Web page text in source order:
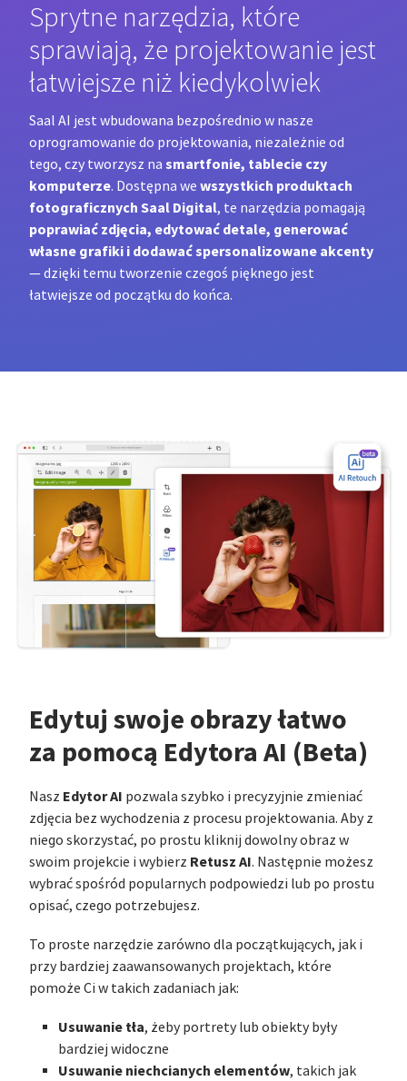
Sprytne narzędzia, które
sprawiają, że projektowanie jest
łatwiejsze niż kiedykolwiek
Saal AI jest wbudowana bezpośrednio w nasze
oprogramowanie do projektowania, niezależnie od
tego, czy tworzysz na smartfonie, tablecie czy
komputerze. Dostępna we wszystkich produktach
fotograficznych Saal Digital, te narzędzia pomagają
poprawiać zdjęcia, edytować detale, generować
własne grafiki i dodawać spersonalizowane akcenty
— dzięki temu tworzenie czegoś pięknego jest
łatwiejsze od początku do końca.
Edytuj swoje obrazy łatwo
za pomocą Edytora AI (Beta)
Nasz Edytor AI pozwala szybko i precyzyjnie zmieniać
zdjęcia bez wychodzenia z procesu projektowania. Aby z
niego skorzystać, po prostu kliknij dowolny obraz w
swoim projekcie i wybierz Retusz AI. Następnie możesz
wybrać spośród popularnych podpowiedzi lub po prostu
opisać, czego potrzebujesz.
To proste narzędzie zarówno dla początkujących, jak i
przy bardziej zaawansowanych projektach, które
pomoże Ci w takich zadaniach jak:
Usuwanie tła, żeby portrety lub obiekty były
bardziej widoczne
Usuwanie niechcianych elementów, takich jak